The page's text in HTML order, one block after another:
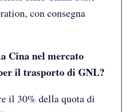
con consegna
Cina nel mercato
il trasporto di GNL?
il 30% della quota di